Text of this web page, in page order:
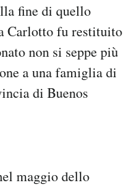
fine di quello
Carlotto fu restituito
non si seppe più
a una famiglia di
di Buenos
maggio dello